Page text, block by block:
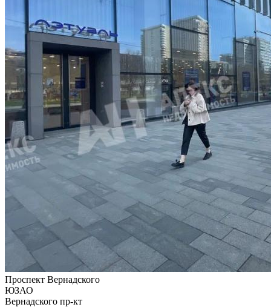
Проспект Вернадского
ЮЗАО
Вернадского пр-кт